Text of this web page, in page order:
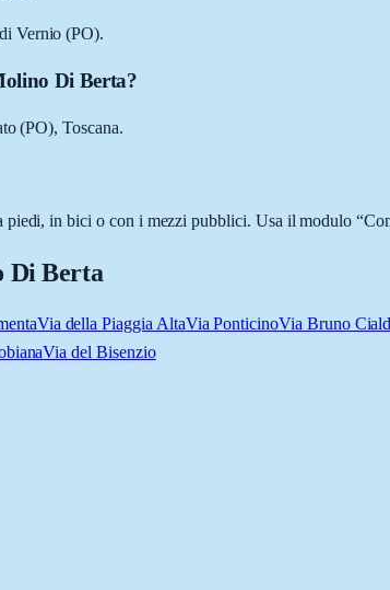
Vernio (PO).
Di Berta?
(PO), Toscana.
in bici o con i mezzi pubblici. Usa il modulo
Di Berta
Via della Piaggia AltaVia PonticinoVia Bruno
Via del Bisenzio